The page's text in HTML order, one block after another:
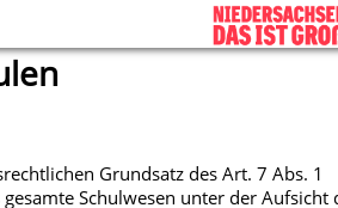
Grundsatz des Art. 7 Abs. 1
Schulwesen unter der Aufsicht